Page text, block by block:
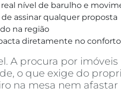
nível de barulho e
assinar qualquer proposta
na região
diretamente no
A procura por
o que exige do
na mesa nem